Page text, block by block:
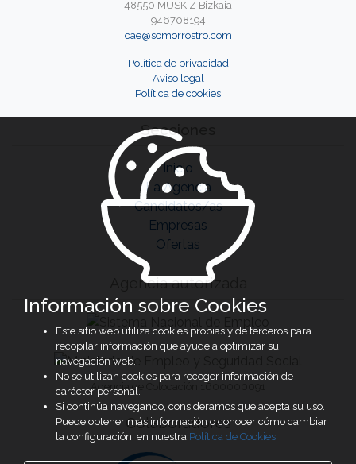
48550 MUSKIZ Bizkaia
946708194
cae@somorrostro.com
Política de privacidad
Aviso legal
Política de cookies
Secciones
Inicio
La Agencia
Candidatos/as
Empresas
Ofertas
Agencia autorizada
Agencia de Colocación 1600000091
Colaboradores
Información sobre Cookies
Este sitio web utiliza cookies propias y de terceros para
recopilar información que ayude a optimizar su
navegación web.
No se utilizan cookies para recoger información de
carácter personal.
Si continúa navegando, consideramos que acepta su uso.
Puede obtener más información o conocer cómo cambiar
la configuración, en nuestra Política de Cookies.